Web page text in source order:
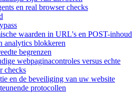
en real browser checks
waarden in URL's en POST-inhoud
analytics blokkeren
begrenzen
webpaginacontroles versus echte
checks
en de beveiliging van uw website
protocollen